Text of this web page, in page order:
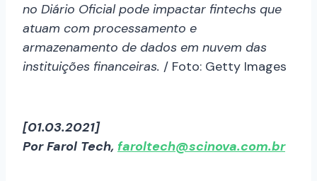
no Diário Oficial pode impactar fintechs que
atuam com processamento e
armazenamento de dados em nuvem das
instituições financeiras. / Foto: Getty Images
[01.03.2021]
Por Farol Tech, faroltech@scinova.com.br